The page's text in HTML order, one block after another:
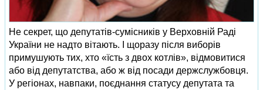
Не секрет, що депутатів-сумісників у Верховній Раді
України не надто вітають. І щоразу після виборів
примушують тих, хто «їсть з двох котлів», відмовитися
або від депутатства, або ж від посади держслужбовця.
У регіонах, навпаки, поєднання статусу депутата та